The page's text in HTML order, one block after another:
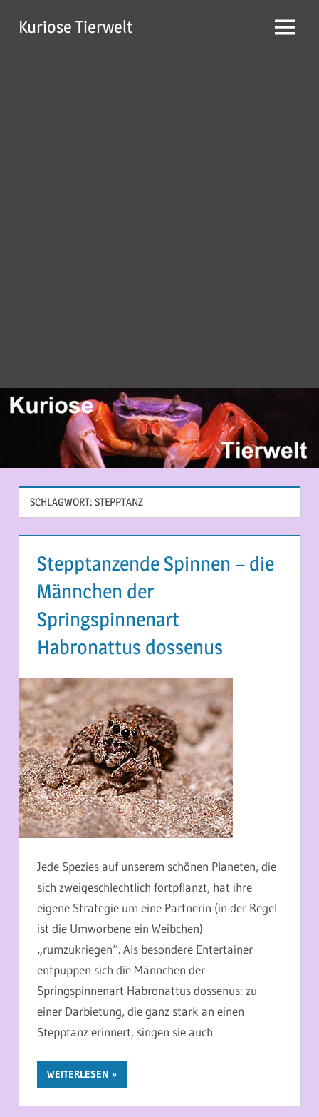
InhaltKuriose Tierwelt Menü
SCHLAGWORT: STEPPTANZ
Stepptanzende Spinnen – die
Männchen der
Springspinnenart
Habronattus dossenus
Jede Spezies auf unserem schönen Planeten, die
sich zweigeschlechtlich fortpflanzt, hat ihre
eigene Strategie um eine Partnerin (in der Regel
ist die Umworbene ein Weibchen)
„rumzukriegen“. Als besondere Entertainer
entpuppen sich die Männchen der
Springspinnenart Habronattus dossenus: zu
einer Darbietung, die ganz stark an einen
Stepptanz erinnert, singen sie auch
WEITERLESEN